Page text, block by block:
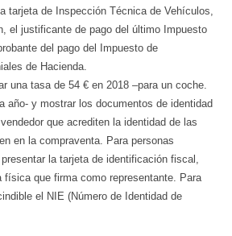
tarjeta de Inspección Técnica de Vehículos,
el justificante de pago del último Impuesto
del pago del Impuesto de
de Hacienda.
una tasa de 54 € en 2018 –para un coche.
año- y mostrar los documentos de identidad
que acrediten la identidad de las
en la compraventa. Para personas
la tarjeta de identificación fiscal,
física que firma como representante. Para
el NIE (Número de Identidad de